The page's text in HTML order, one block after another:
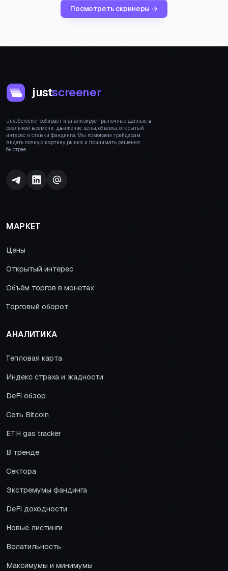
Посмотреть скринеры →
justscreener
JustScreener собирает и анализирует рыночные данные в
реальном времени: движение цены, объёмы, открытый
интерес и ставки фандинга. Мы помогаем трейдерам
видеть полную картину рынка и принимать решения
быстрее.
МАРКЕТ
Цены
Открытый интерес
Объём торгов в монетах
Торговый оборот
АНАЛИТИКА
Тепловая карта
Индекс страха и жадности
DeFi обзор
Сеть Bitcoin
ETH gas tracker
В тренде
Сектора
Экстремумы фандинга
DeFi доходности
Новые листинги
Волатильность
Максимумы и минимумы